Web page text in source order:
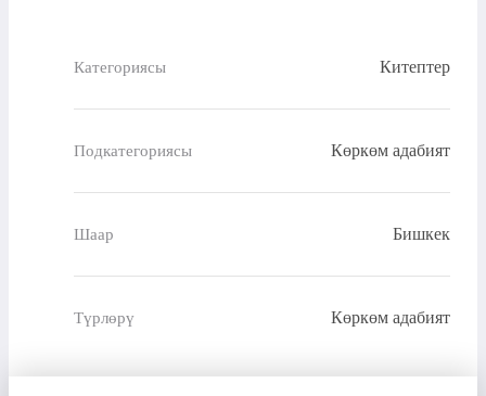
Категориясы Китептер
Подкатегориясы Көркөм адабият
Шаар Бишкек
Түрлөрү Көркөм адабият